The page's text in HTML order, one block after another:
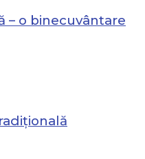
– o binecuvântare